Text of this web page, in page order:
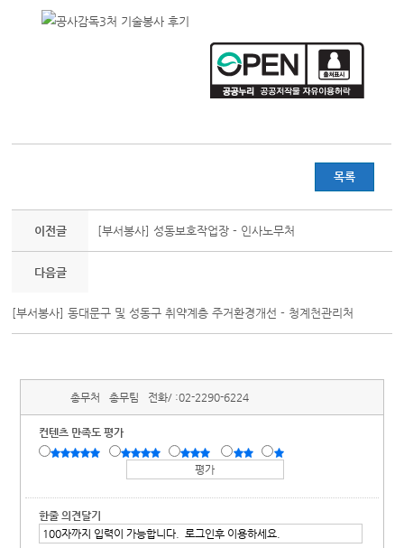
목록
이전글 [부서봉사] 성동보호작업장 - 인사노무처
다음글
[부서봉사] 동대문구 및 성동구 취약계층 주거환경개선 - 청계천관리처
총무처 총무팀 전화/ :02-2290-6224
컨텐츠 만족도 평가
한줄 의견달기